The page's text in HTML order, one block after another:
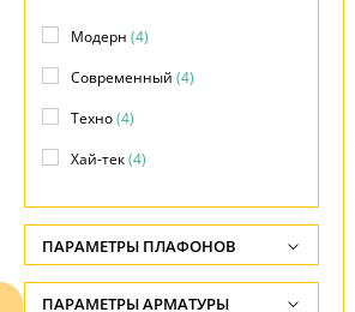
Модерн (4)
Современный (4)
Техно(4)
Хай-тек(4)
ПАРАМЕТРЫ ПЛАФОНОВ
ФОРМА ПЛАФОНА
ПАРАМЕТРЫ АРМАТУРЫ